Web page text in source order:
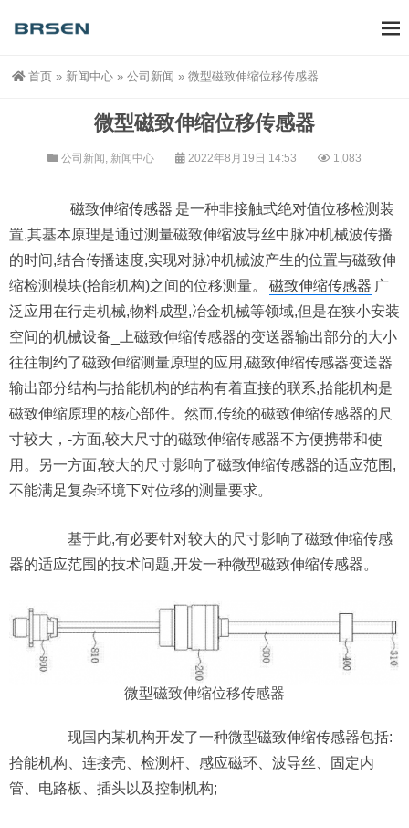
首页 » 新闻中心 » 公司新闻 » 微型磁致伸缩位移传感器
微型磁致伸缩位移传感器
公司新闻 , 新闻中心 2022年8月19日 14:53 1,083
磁致伸缩传感器 是一种非接触式绝对值位移检测装
置,其基本原理是通过测量磁致伸缩波导丝中脉冲机械波传播
的时间,结合传播速度,实现对脉冲机械波产生的位置与磁致伸
缩检测模块(拾能机构)之间的位移测量。
磁致伸缩传感器 广
泛应用在行走机械,物料成型,冶金机械等领域,但是在狭小安装
空间的机械设备_上磁致伸缩传感器的变送器输出部分的大小
往往制约了磁致伸缩测量原理的应用,磁致伸缩传感器变送器
输出部分结构与拾能机构的结构有着直接的联系,拾能机构是
磁致伸缩原理的核心部件。然而,传统的磁致伸缩传感器的尺
寸较大，-方面,较大尺寸的磁致伸缩传感器不方便携带和使
用。另一方面,较大的尺寸影响了磁致伸缩传感器的适应范围,
不能满足复杂环境下对位移的测量要求。
基于此,有必要针对较大的尺寸影响了磁致伸缩传感
器的适应范围的技术问题,开发一种微型磁致伸缩传感器。
微型磁致伸缩位移传感器
现国内某机构开发了一种微型磁致伸缩传感器包括:
拾能机构、连接壳、检测杆、感应磁环、波导丝、固定内
管、电路板、插头以及控制机构;